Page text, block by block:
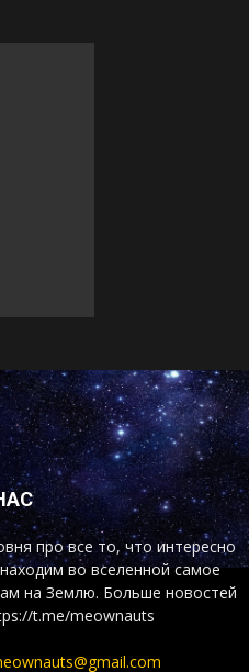
про все то, что интересно
во вселенной самое
на Землю. Больше новостей
t.me/meownauts